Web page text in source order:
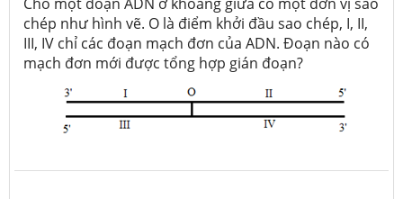
chép như hình vẽ. O là điểm khởi đầu sao chép, I, II,
III, IV chỉ các đoạn mạch đơn của ADN. Đoạn nào có
mạch đơn mới được tổng hợp gián đoạn?